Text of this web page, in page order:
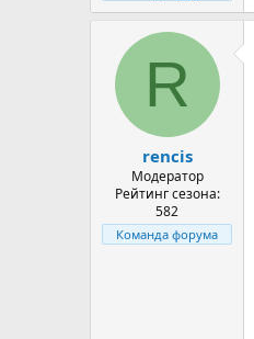
R
rencis
Модератор
Рейтинг сезона:
582
Команда форума